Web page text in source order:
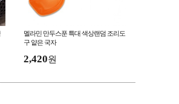
멜라민 만두스푼 특대 색상랜덤 조리도
구 얕은 국자
2,420원